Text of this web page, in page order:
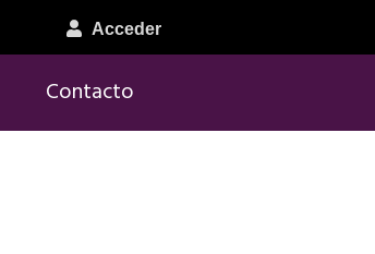
Acceder
Contacto